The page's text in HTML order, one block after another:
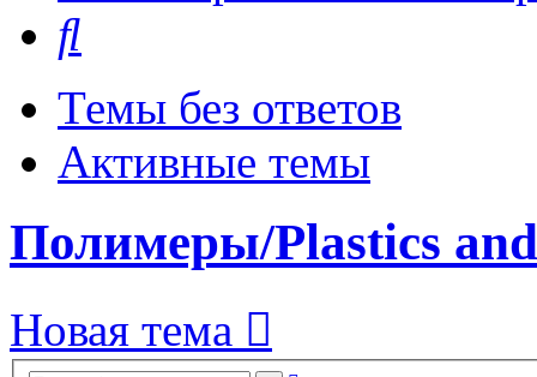
Темы без ответов
Активные темы
Полимеры/Plastics
Новая тема